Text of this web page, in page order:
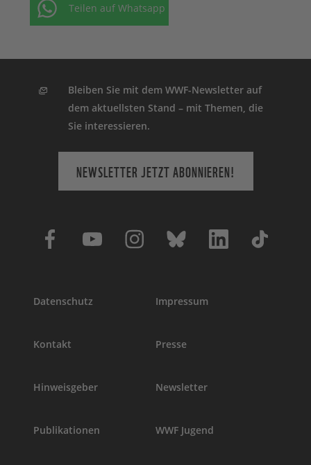
Teilen auf Whatsapp
Bleiben Sie mit dem WWF-Newsletter auf
dem aktuellsten Stand – mit Themen, die
Sie interessieren.
NEWSLETTER JETZT ABONNIEREN!
Datenschutz Impressum
Kontakt Presse
Hinweisgeber Newsletter
Publikationen WWF Jugend